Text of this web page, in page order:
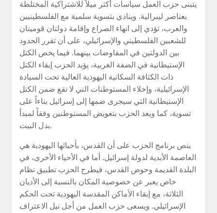
يتبنى حزب العمل سياسات أكثر ميلاً للاشتراكية المختلطة
بعناصر ليبرالية. وينادي بتسوية سلمية مع الفلسطينيين
والعرب، تؤدي إلى انهاء الصراع وإقامة دولتان قوميتان
للشعبين الفلسطيني والإسرائيلي، على أن تقرر الحدود
بين الدولتين في المفاوضات بينهما. فيما يخص الكتل
الإستيطانية في الضفة الغربية، يؤيد الحزب إبقاء الكتل
ذات الكثافة السكانية اليهودية العالية تحت السيادة
الإسرائيلية، وإخلاء المستوطنات التي لا تقع ضمن الكتل
الإستيطانية التي سيجرى ضمها إلى إسرائيل بناءاً على
تسوية، كما ويعد الحزب بتعويض المستوطنين وفقاً لمبدأ
بدل البيت.
ينص برنامج الحزب على أن القدس، بأحيائها اليهودية هي
العاصمة الأبدية لدولة إسرائيل. أما في الأحياء الأخرى، في
البلدة القديمة وحوض القدس، فيطرح الحزب تطبيق نظام
خاص يعبر عن خصوصية المكان بالنسبة إلى الأديان
الثلاثة، مع إبقاء الأماكن المقدسة اليهودية تحت الحكم
الإسرائيلي. ويسعى حزب العمل من أجل نيل الاعتراف